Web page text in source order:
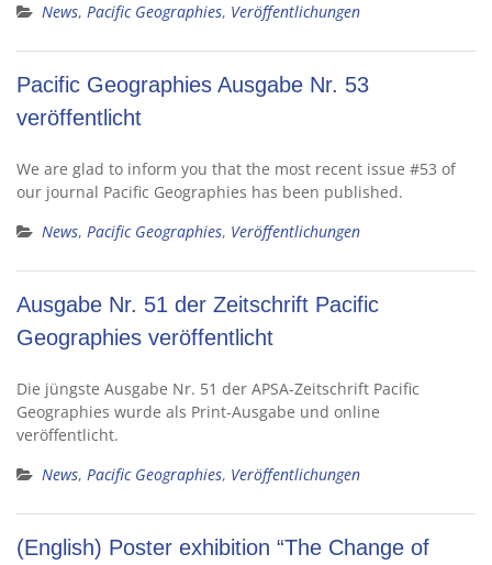
News, Pacific Geographies, Veröffentlichungen
Pacific Geographies Ausgabe Nr. 53
veröffentlicht
We are glad to inform you that the most recent issue #53 of
our journal Pacific Geographies has been published.
News, Pacific Geographies, Veröffentlichungen
Ausgabe Nr. 51 der Zeitschrift Pacific
Geographies veröffentlicht
Die jüngste Ausgabe Nr. 51 der APSA-Zeitschrift Pacific
Geographies wurde als Print-Ausgabe und online
veröffentlicht.
News, Pacific Geographies, Veröffentlichungen
(English) Poster exhibition “The Change of